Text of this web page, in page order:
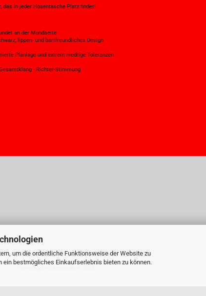
um die ordentliche Funktionsweise der Website zu
bestmögliches Einkaufserlebnis bieten zu können.
in jeder Hosentasche Platz findet!
an der Mundseite
lippen- und bartfreundliches Design
Planlage und extrem niedrige Toleranzen
- Richter-Stimmung
Webshop